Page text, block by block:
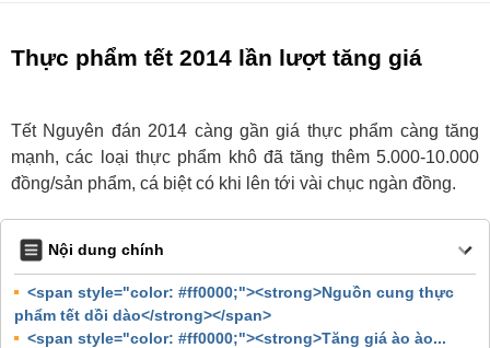
Thực phẩm tết 2014 lần lượt tăng giá
Tết Nguyên đán 2014 càng gần giá thực phẩm càng tăng
mạnh, các loại thực phẩm khô đã tăng thêm 5.000-10.000
đồng/sản phẩm, cá biệt có khi lên tới vài chục ngàn đồng.
Nội dung chính
<span style="color: #ff0000;"><strong>Nguồn cung thực
phẩm tết dồi dào</strong></span>
<span style="color: #ff0000;"><strong>Tăng giá ào ào...